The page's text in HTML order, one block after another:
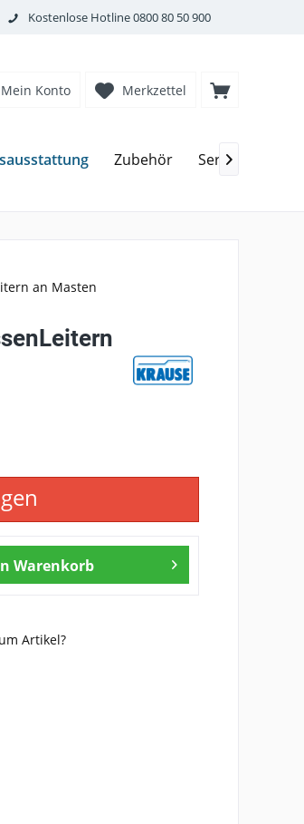
Kostenlose Hotline0800 80 50 900
Merkzettel
Mein Konto
Zubehör Service

an Masten
Warenkorb
Artikel?